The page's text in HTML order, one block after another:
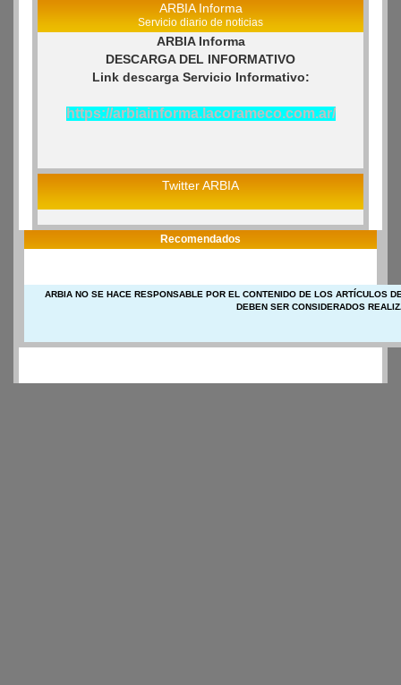
ARBIA Informa
Servicio diario de noticias
ARBIA Informa
DESCARGA DEL INFORMATIVO
Link descarga Servicio Informativo:
https://arbiainforma.lacorameco.com.ar/
Twitter ARBIA
Recomendados
ARBIA NO SE HACE RESPONSABLE POR EL CONTENIDO DE LOS ARTÍCULOS
DEBEN SER CONSIDERADOS